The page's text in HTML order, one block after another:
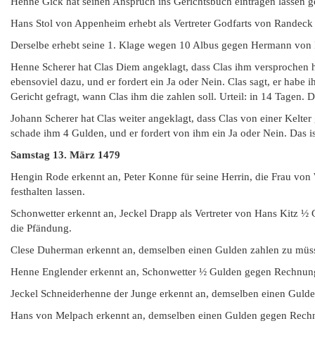
Hans Stol von Appenheim erhebt als Vertreter Godfarts von
Derselbe erhebt seine 1. Klage wegen 10 Albus gegen Hermann
Henne Scherer hat Clas Diem angeklagt, dass Clas ihm
ebensoviel dazu, und er fordert ein Ja oder Nein. Clas sagt, er habe
Gericht gefragt, wann Clas ihm die zahlen soll. Urteil: in 14 Tagen.
Johann Scherer hat Clas weiter angeklagt, dass Clas von einer
schade ihm 4 Gulden, und er fordert von ihm ein Ja oder Nein. Das
Samstag 13. März 1479
Hengin Rode erkennt an, Peter Konne für seine Herrin, die Frau
festhalten lassen.
Schonwetter erkennt an, Jeckel Drapp als Vertreter von Hans Kitz
die Pfändung.
Clese Duherman erkennt an, demselben einen Gulden zahlen zu
Henne Englender erkennt an, Schonwetter ½ Gulden gegen
Jeckel Schneiderhenne der Junge erkennt an, demselben einen
Hans von Melpach erkennt an, demselben einen Gulden gegen